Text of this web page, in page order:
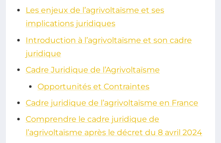
Les enjeux de l’agrivoltaïsme et ses
implications juridiques
Introduction à l’agrivoltaïsme et son cadre
juridique
Cadre Juridique de l’Agrivoltaïsme
Opportunités et Contraintes
Cadre juridique de l’agrivoltaïsme en France
Comprendre le cadre juridique de
l’agrivoltaïsme après le décret du 8 avril 2024